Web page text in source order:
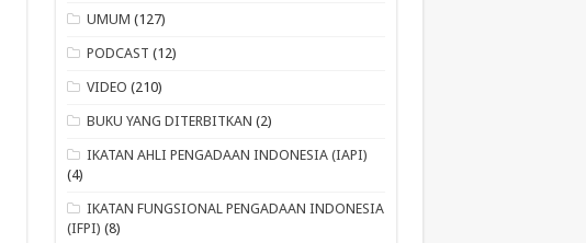
UMUM (127)
PODCAST (12)
VIDEO (210)
BUKU YANG DITERBITKAN (2)
IKATAN AHLI PENGADAAN INDONESIA (IAPI)
(4)
IKATAN FUNGSIONAL PENGADAAN INDONESIA
(IFPI) (8)